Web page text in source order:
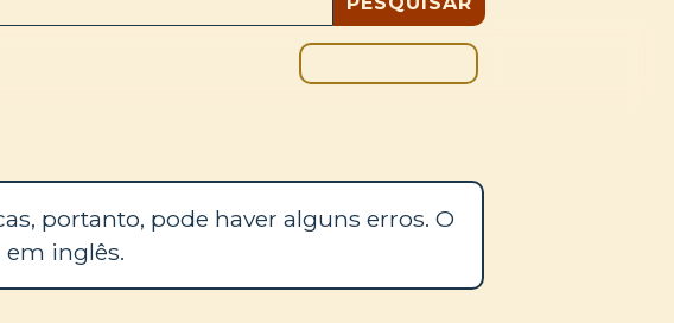
portanto, pode haver alguns erros. O
inglês.